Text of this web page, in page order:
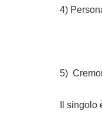
4)
5)
Il singolo